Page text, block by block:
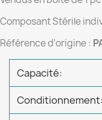
Composant Stérile
Référence d'origine :
Capacité:
Conditionnement: